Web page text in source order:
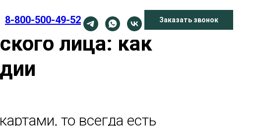
8-800-500-49-52 Заказать звонок
лица: как
то всегда есть